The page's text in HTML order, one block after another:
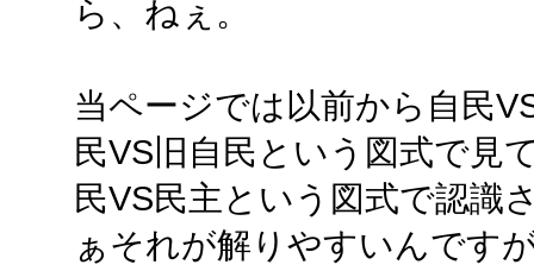
ら、ねぇ。
当ページでは以前から自民
民VS旧自民という図式で見
民VS民主という図式で認識
ぁそれが解りやすいんです